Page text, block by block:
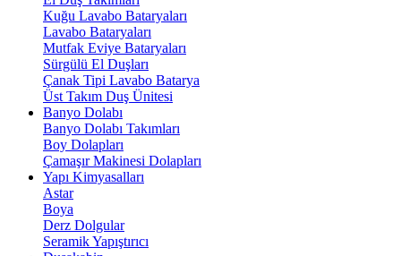
Kuğu Lavabo Bataryaları
Lavabo Bataryaları
Mutfak Eviye Bataryaları
Sürgülü El Duşları
Çanak Tipi Lavabo Batarya
Üst Takım Duş Ünitesi
Banyo Dolabı
Banyo Dolabı Takımları
Boy Dolapları
Çamaşır Makinesi Dolapları
Yapı Kimyasalları
Astar
Boya
Derz Dolgular
Seramik Yapıştırıcı